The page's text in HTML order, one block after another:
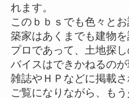
れます。
このｂｂｓでも色々と
築家はあくまでも建物
プロであって、土地探
バイスはできかねるのが
雑誌やＨＰなどに掲載
ご覧になりながら、も